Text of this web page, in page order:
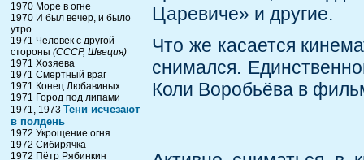
1970 Море в огне
1970 И был вечер, и было
утро...
1971 Человек с другой
стороны (СССР, Швеция)
1971 Хозяева
1971 Смертный враг
1971 Конец Любавиных
1971 Город под липами
1971, 1973 Тени исчезают
в полдень
1972 Укрощение огня
1972 Сибирячка
1972 Пётр Рябинкин
Царевиче» и другие.
Что же касается
снимался.
Коли Воробьёва в